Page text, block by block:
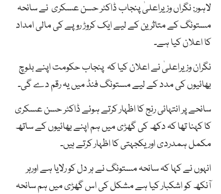
لاہور: نگراں وزیراعلیٰ پنجاب ڈاکٹر حسن عسکری نے سانحہ
مستونگ کے متاثرین کے لیے ایک کروڑ روپے کی مالی امداد
کا اعلان کیا ہے۔
نگران وزیراعلیٰ نے اعلان کیا کہ پنجاب حکومت اپنے بلوچ
بھائیوں کی مدد کے لیے مستونگ فنڈ میں یہ رقم دے گی۔
سانحے پر انتہائی رنج کا اظہار کرتے ہوئے ڈاکٹر حسن عسکری
کا کہنا تھا کہ دکھ کی گھڑی میں ہم اپنے بھائیوں کے ساتھ
مکمل ہمدردی اور یکجہتی کا اظہار کرتے ہیں۔
انہوں نے کہا کہ سانحہ مستونگ نے ہر دل کو رلایا ہے اورہر
آنکھ کو اشکبار کیا ہے مشکل کی اس گھڑی میں ہم سانحہ